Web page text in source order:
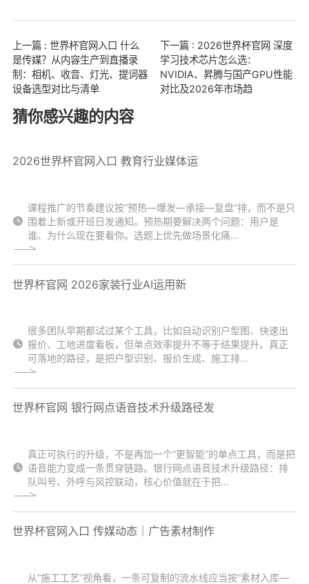
上一篇 : 世界杯官网入口 什么
是传媒？从内容生产到直播录
制：相机、收音、灯光、提词器
设备选型对比与清单
下一篇 : 2026世界杯官网 深度
学习技术芯片怎么选：
NVIDIA、昇腾与国产GPU性能
对比及2026年市场趋
猜你感兴趣的内容
2026世界杯官网入口 教育行业媒体运
课程推广的节奏建议按“预热—爆发—承接—复盘”排，而不是只
围着上新或开班日发通知。预热期要解决两个问题：用户是
谁、为什么现在要看你。选题上优先做场景化痛...
世界杯官网 2026家装行业AI运用新
很多团队早期都试过某个工具，比如自动识别户型图、快速出
报价、工地进度看板，但单点效率提升不等于结果提升。真正
可落地的路径，是把户型识别、报价生成、施工排...
世界杯官网 银行网点语音技术升级路径发
真正可执行的升级，不是再加一个“更智能”的单点工具，而是把
语音能力变成一条贯穿链路。银行网点语音技术升级路径：排
队叫号、外呼与风控联动，核心价值就在于把...
世界杯官网入口 传媒动态｜广告素材制作
从“施工工艺”视角看，一条可复制的流水线应当按“素材入库—